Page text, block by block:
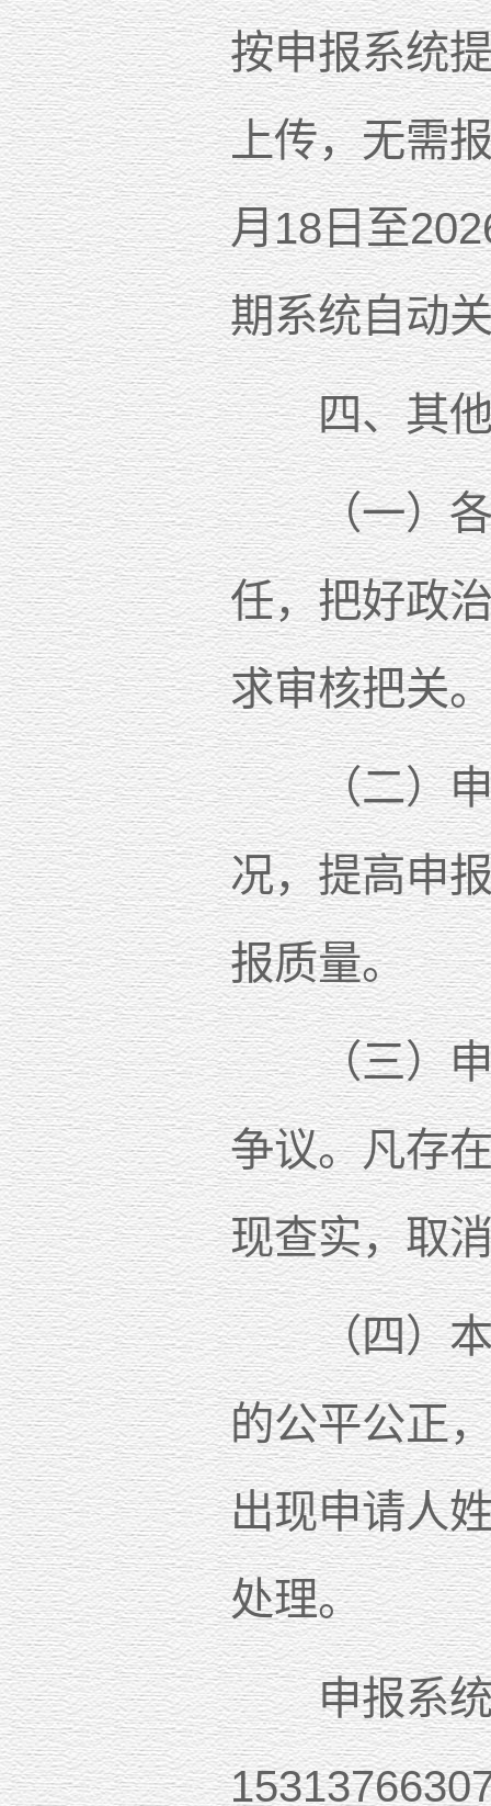
按申报系统
上传，无需
月18日至
期系统自动
四、其他
（一）各申
任，把好政
求审核把关
（二）申请
况，提高申
报质量。
（三）申请
争议。凡存
现查实，取
（四）本次
的公平公正
出现申请人
处理。
申报系统联